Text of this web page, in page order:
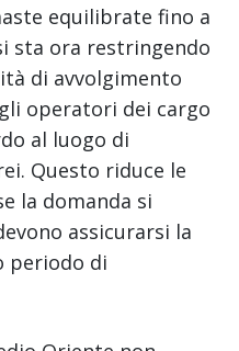
equilibrate fino a
sta ora restringendo
di avvolgimento
operatori dei cargo
al luogo di
Questo riduce le
la domanda si
assicurarsi la
periodo di